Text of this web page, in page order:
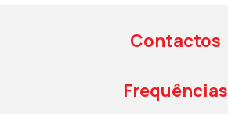
Contactos
Frequências